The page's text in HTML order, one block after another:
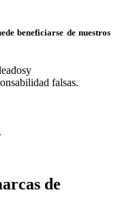
beneficiarse de nuestros
falsas.
de